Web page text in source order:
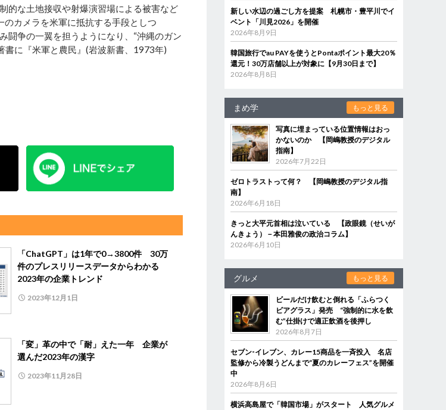
的な土地接収や射爆演習場による被害など
カメラを米軍に抵抗する手段としつ
闘争の一翼を担うようになり、“沖縄のガン
書に『米軍と農民』(岩波新書、1973年)
「ChatGPT」は1年で0→3800件 30万
件のプレスリリースデータからわかる
2023年の企業トレンド
2023年12月1日
「変」革の中で「耐」えた一年 企業が
選んだ2023年の漢字
2023年11月28日
新しい水辺の過ごし方を提案 札幌市・豊平川でイ
ベント「川見2026」を開催
2026年8月9日
韓国旅行でau PAYを使うとPontaポイント最大20％
還元！30万店舗以上が対象に【9月30日まで】
2026年8月8日
まめ学 もっと見る
写真に埋まっている位置情報はおっ
かないのか 【岡嶋教授のデジタル
指南】
2026年7月22日
ゼロトラストって何？ 【岡嶋教授のデジタル指
南】
2026年6月18日
きっと大平元首相は泣いている 【政眼鏡（せいが
んきょう）－本田雅俊の政治コラム】
2026年6月10日
グルメ もっと見る
ビールだけ飲むと倒れる「ふらつく
ビアグラス」発売 “強制的に水を飲
む”仕掛けで適正飲酒を後押し
2026年8月7日
セブン‐イレブン、カレー15商品を一斉投入 名店
監修から冷製うどんまで“夏のカレーフェス”を開催
中
2026年8月6日
横浜高島屋で「韓国市場」がスタート 人気グルメ